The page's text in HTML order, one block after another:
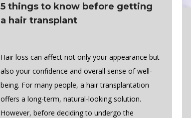
5 things to know before getting
a hair transplant
Hair loss can affect not only your appearance but
also your confidence and overall sense of well-
being. For many people, a hair transplantation
offers a long-term, natural-looking solution.
However, before deciding to undergo the